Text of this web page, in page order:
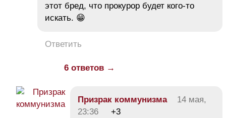
этот бред, что прокурор будет кого-то
искать. 😁
Ответить
6 ответов →
Призрак коммунизма
14 мая,
23:36
+3